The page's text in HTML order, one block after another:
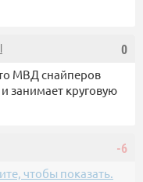
0
МВД снайперов
занимает круговую
-6
чтобы показать.